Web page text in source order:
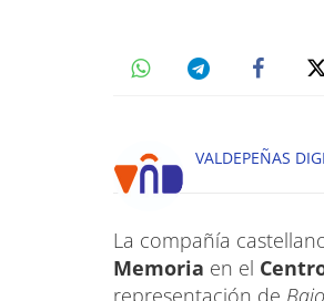
VALDEPEÑAS
La compañía
Memoria en el
representación de